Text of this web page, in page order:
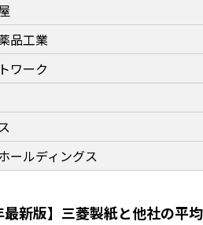
品工業
ワーク
ールディングス
最新版】三菱製紙と他社の平